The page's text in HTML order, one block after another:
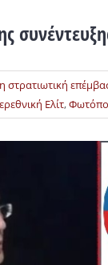
η στρατιωτική
Ελίτ,